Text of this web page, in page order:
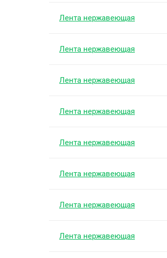
Лента нержавеющая
Лента нержавеющая
Лента нержавеющая
Лента нержавеющая
Лента нержавеющая
Лента нержавеющая
Лента нержавеющая
Лента нержавеющая